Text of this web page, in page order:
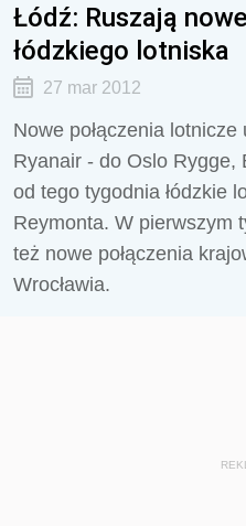
Łódź: Ruszają
łódzkiego lotniska
27 mar 2012
Nowe połączenia
Ryanair - do Oslo Rygge,
od tego tygodnia łódzkie
Reymonta. W pierwszym
też nowe połączenia
Wrocławia.